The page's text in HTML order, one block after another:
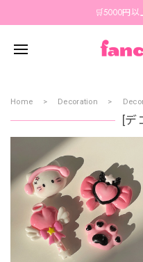
🛒5000円以上
Home Decoration
[デ